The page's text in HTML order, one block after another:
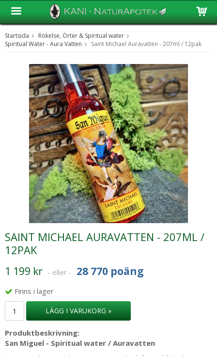
Produkten har blivit tillagd i varukorgen
Startsida
Rökelse, Örter & Spiritual water
Spiritual Water - Aura Vatten
Saint Michael Auravatten - 207ml / 12pak
SAINT MICHAEL AURAVATTEN - 207ML /
12PAK
1 199 kr - eller - 28 770 poäng
Finns i lager
LÄGG I VARUKORG »
Produktbeskrivning:
San Miguel - Spiritual water / Auravatten